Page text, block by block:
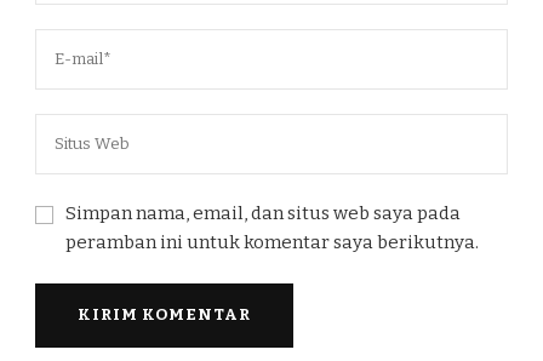
Simpan nama, email, dan situs web saya pada
peramban ini untuk komentar saya berikutnya.